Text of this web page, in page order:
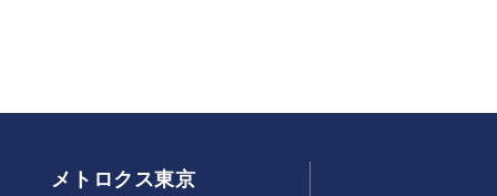
メトロクス東京